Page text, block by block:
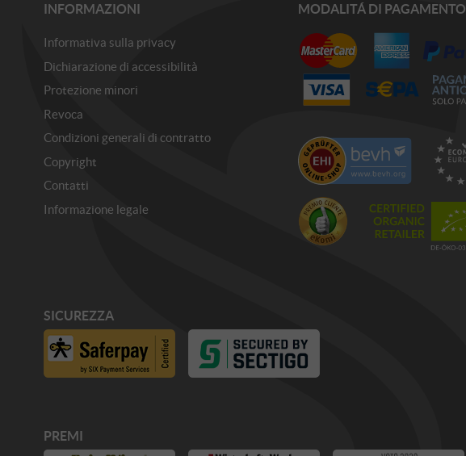
INFORMAZIONI
Informativa sulla privacy
Dichiarazione di accessibilità
Protezione minori
Revoca
Condizioni generali di contratto
Copyright
Contatti
Informazione legale
MODALITÁ DI PAGAMENTO
SICUREZZA
PREMI